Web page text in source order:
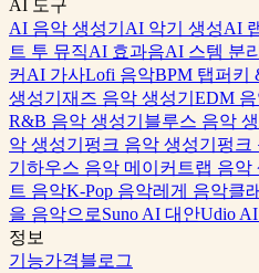
AI 도구
AI 음악 생성기 AI 악기 생성AI
트 투 뮤직AI 효과음AI 스템 분
커 AI 가사Lofi 음악BPM 탭퍼 키
생성기 재즈 음악 생성기 EDM 음
R&B 음악 생성기 블루스 음악 생
악 생성기 펑크 음악 생성기 펑크
기 하우스 음악 메이커 트랩 음악
트 음악K-Pop 음악레게 음악클
을 음악으로Suno AI 대안Udio
정보
기능가격블로그